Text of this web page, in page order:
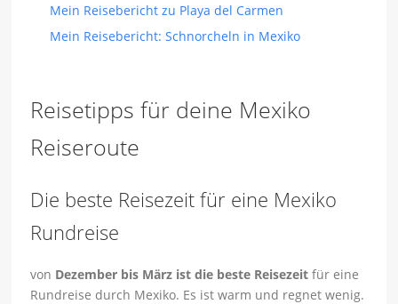
Mein Reisebericht zu Playa del Carmen
Mein Reisebericht: Schnorcheln in Mexiko
Reisetipps für deine Mexiko
Reiseroute
Die beste Reisezeit für eine Mexiko
Rundreise
von Dezember bis März ist die beste Reisezeit für eine
Rundreise durch Mexiko. Es ist warm und regnet wenig.